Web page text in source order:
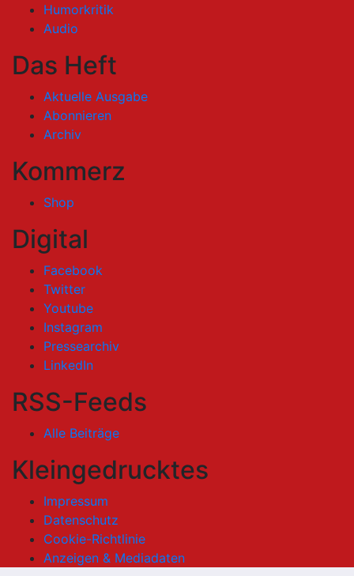
Humorkritik
Audio
Das Heft
Aktuelle Ausgabe
Abonnieren
Archiv
Kommerz
Shop
Digital
Facebook
Twitter
Youtube
Instagram
Pressearchiv
LinkedIn
RSS-Feeds
Alle Beiträge
Kleingedrucktes
Impressum
Datenschutz
Cookie-Richtlinie
Anzeigen & Mediadaten